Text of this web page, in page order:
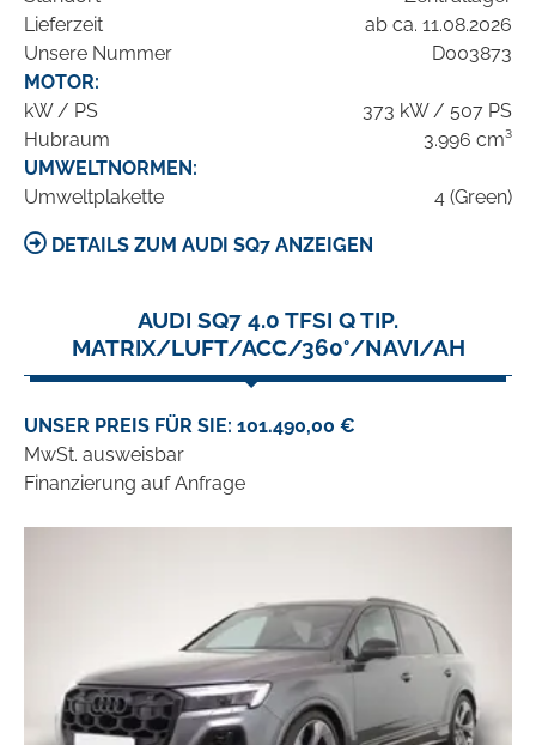
Lieferzeit
ab ca. 11.08.2026
Unsere Nummer
D003873
MOTOR:
kW / PS
373 kW / 507 PS
Hubraum
3.996 cm³
UMWELTNORMEN:
Umweltplakette
4 (Green)
DETAILS ZUM AUDI SQ7 ANZEIGEN
AUDI SQ7 4.0 TFSI Q TIP.
MATRIX/LUFT/ACC/360°/NAVI/AH
UNSER PREIS FÜR SIE: 101.490,00 €
MwSt. ausweisbar
Finanzierung auf Anfrage